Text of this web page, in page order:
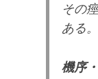
その
ある。
機序